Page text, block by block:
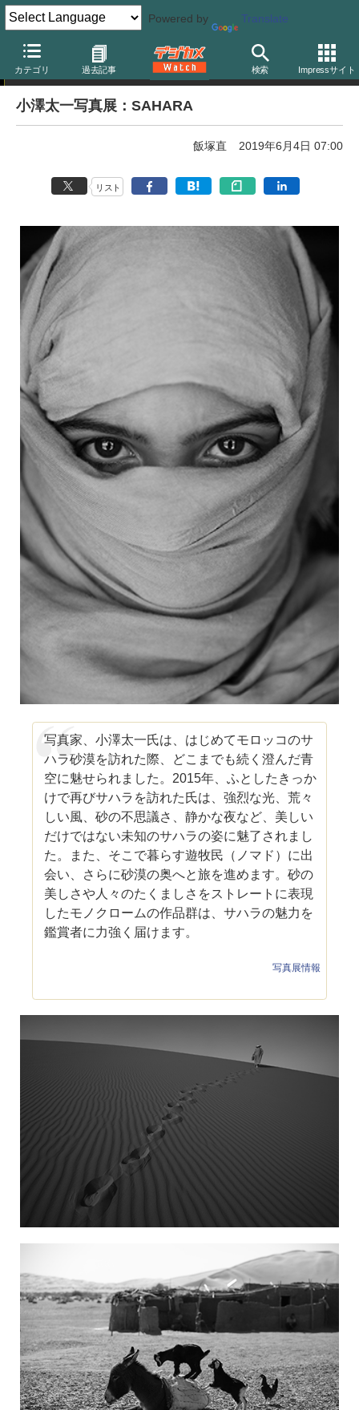
Powered by Translate
カテゴリ 過去記事 検索 Impressサイト
写真展告知
小澤太一写真展：SAHARA
飯塚直 2019年6月4日 07:00
リスト
写真家、小澤太一氏は、はじめてモロッコのサ
ハラ砂漠を訪れた際、どこまでも続く澄んだ青
空に魅せられました。2015年、ふとしたきっか
けで再びサハラを訪れた氏は、強烈な光、荒々
しい風、砂の不思議さ、静かな夜など、美しい
だけではない未知のサハラの姿に魅了されまし
た。また、そこで暮らす遊牧民（ノマド）に出
会い、さらに砂漠の奥へと旅を進めます。砂の
美しさや人々のたくましさをストレートに表現
したモノクロームの作品群は、サハラの魅力を
鑑賞者に力強く届けます。
写真展情報